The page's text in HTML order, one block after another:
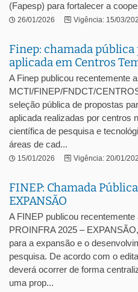
(Fapesp) para fortalecer a
26/01/2026 Vigência: 15/03/
Finep: chamada
aplicada em Centros
A Finep publicou recentemente
MCTI/FINEP/FNDCT/
seleção pública de propostas
aplicada realizadas por centros
científica de pesquisa e
áreas de cad...
15/01/2026 Vigência: 20/01/
FINEP: Chamada
EXPANSÃO
A FINEP publicou
PROINFRA 2025 –
para a expansão e o
pesquisa. De acordo com o
deverá ocorrer de forma
uma prop...